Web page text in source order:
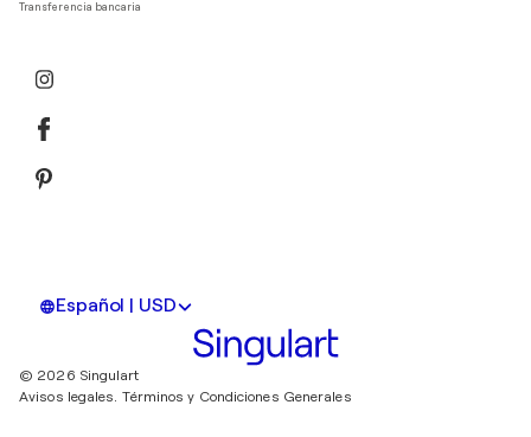
Transferencia bancaria
Español | USD
© 2026 Singulart
Avisos legales. Términos y Condiciones Generales